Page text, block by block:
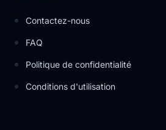
Contactez-nous
FAQ
Politique de confidentialité
Conditions d'utilisation